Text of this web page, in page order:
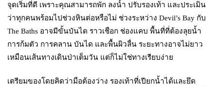
จุดเริ่มที่ดี เพราะคุณสามารถพัก ลงน้ำ ปรับรองเท้า และประเมิน
ว่าทุกคนพร้อมไปช่วงหินต่อหรือไม่ ช่วงระหว่าง Devil’s Bay กับ
The Baths อาจมีขั้นบันได ราวเชือก ช่องแคบ พื้นที่ที่ต้องลุยน้ำ
การก้มตัว การคลาน บันได และพื้นผิวลื่น ระยะทางอาจไม่ยาว
เหมือนเส้นทางเดินป่าเต็มวัน แต่ก็ไม่ใช่ทางเรียบง่าย
เตรียมของโดยคิดว่ามือต้องว่าง รองเท้าที่เปียกน้ำได้และยึด